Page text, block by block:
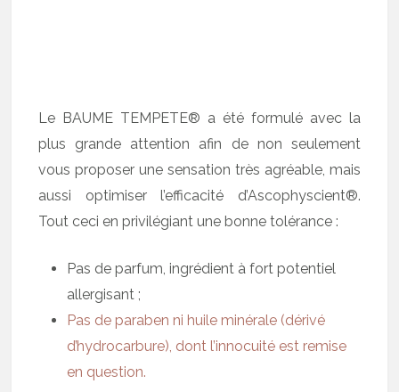
Le BAUME TEMPETE® a été formulé avec la
plus grande attention afin de non seulement
vous proposer une sensation très agréable, mais
aussi optimiser l’efficacité d’Ascophyscient®.
Tout ceci en privilégiant une bonne tolérance :
Pas de parfum, ingrédient à fort potentiel
allergisant ;
Pas de paraben ni huile minérale (dérivé
d’hydrocarbure), dont l’innocuité est remise
en question.